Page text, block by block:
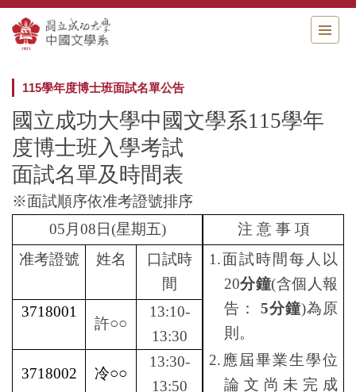
跳
到
主
內
容
區
115學年度博士班面試名單公告
國立成功大學中國文學系115學年
度博士班入學考試
面試名單及時間表
※面試順序依准考證號排序
05月08日(星期五)
注 意 事 項
准考證號
姓名
口試時
間
1.面試時間每人以
20分鐘(含個人報
告：
5分鐘)為原
則。
2. 應屆畢業生學位
論文尚未完成
3718001
許○○
13:10-
13:30
3718002 冷○○
13:30-
13:50